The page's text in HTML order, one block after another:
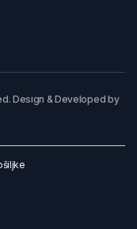
Design & Developed by